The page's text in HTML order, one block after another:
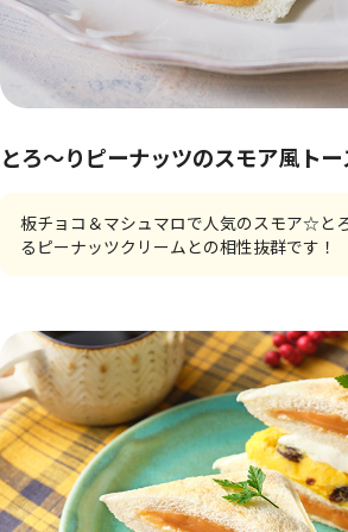
とろ～りピーナッツのスモア風トー
板チョコ＆マシュマロで人気のスモア☆と
るピーナッツクリームとの相性抜群です！